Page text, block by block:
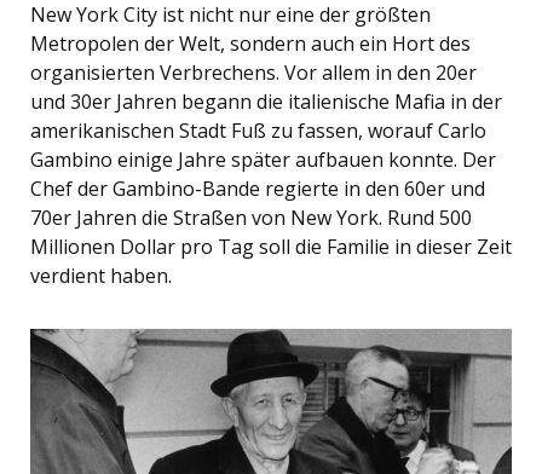
New York City ist nicht nur eine der größten
Metropolen der Welt, sondern auch ein Hort des
organisierten Verbrechens. Vor allem in den 20er
und 30er Jahren begann die italienische Mafia in der
amerikanischen Stadt Fuß zu fassen, worauf Carlo
Gambino einige Jahre später aufbauen konnte. Der
Chef der Gambino-Bande regierte in den 60er und
70er Jahren die Straßen von New York. Rund 500
Millionen Dollar pro Tag soll die Familie in dieser Zeit
verdient haben.